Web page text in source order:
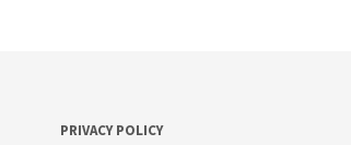
PRIVACY POLICY